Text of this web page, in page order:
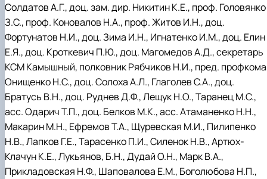
Солдатов А.Г., доц. зам. дир. Никитин К.Е., проф. Головянко
З.С., проф. Коновалов Н.А., проф. Житов И.Н., доц.
Фортунатов Н.И., доц. Зима И.Н., Игнатенко И.М., доц. Елин
Е.Я., доц. Кроткевич П.Ю., доц. Магомедов А.Д., секретарь
КСМ Камышный, полковник Рябчиков Н.И., пред. профкома
Онищенко Н.С., доц. Солоха А.Л., Глаголев С.А., доц.
Братусь В.Н., доц. Руднев Д.Ф., Лещук Н.О., Таранец М.С.,
асс. Одарич Т.П., доц. Белков М.К., асс. Атаманенко Н.Н.,
Макарин М.Н., Ефремов Т.А., Щуревская М.И., Пилипенко
Н.В., Лапков Г.Е., Тарасенко П.И., Силенок Н.В., Артюх-
Клачун К.Е., Лукьянов, Б.Н., Дудай О.Н., Марк В.А.,
Прикладовская Н.Ф., Шаповалова Е.М., Боголюбова Н.П.,